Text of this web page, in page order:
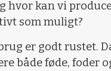
hvor kan vi
som muligt?
er godt rustet.
både føde, foder